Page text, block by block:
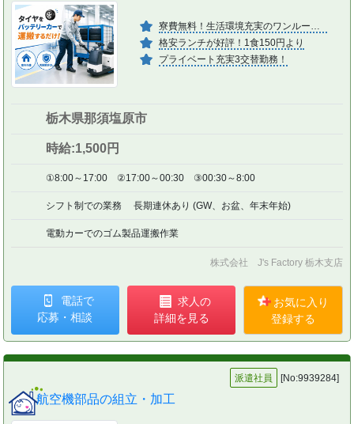
格安ランチが好評！1食150円より
プライベート充実3交替勤務！
栃木県那須塩原市
時給:1,500円
①8:00～17:00 ②17:00～00:30 ③00:30～8:00
シフト制での業務 長期連休あり (GW、お盆、年末年始)
電動カーでのゴム製品運搬作業
株式会社 J's Factory 栃木支店
電話で
応募・相談
求人の
詳細を見る
お気に入り
登録する
派遣社員 [No:9939284]
航空機部品の組立・加工